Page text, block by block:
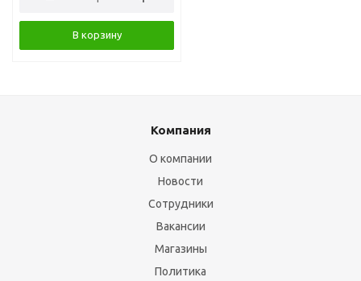
В корзину
Компания
О компании
Новости
Сотрудники
Вакансии
Магазины
Политика